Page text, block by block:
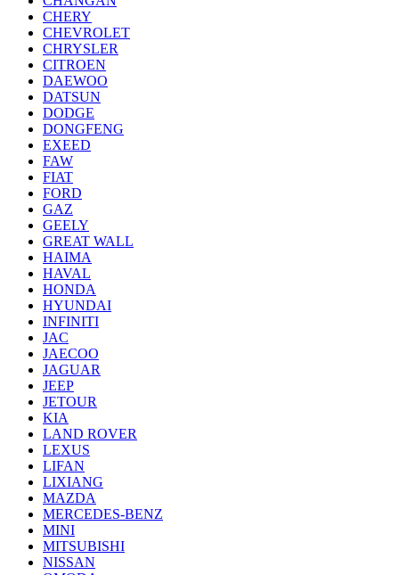
CHERY
CHEVROLET
CHRYSLER
CITROEN
DAEWOO
DATSUN
DODGE
DONGFENG
EXEED
FAW
FIAT
FORD
GAZ
GEELY
GREAT WALL
HAIMA
HAVAL
HONDA
HYUNDAI
INFINITI
JAC
JAECOO
JAGUAR
JEEP
JETOUR
KIA
LAND ROVER
LEXUS
LIFAN
LIXIANG
MAZDA
MERCEDES-BENZ
MINI
MITSUBISHI
NISSAN